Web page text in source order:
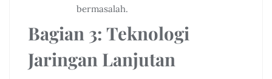
bermasalah.
Bagian 3: Teknologi
Jaringan Lanjutan